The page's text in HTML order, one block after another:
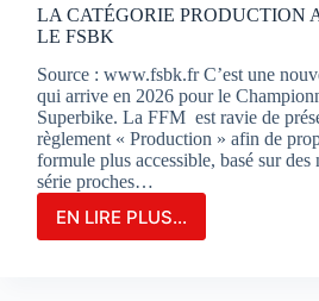
LA CATÉGORIE PRODUCTION
LE FSBK
Source : www.fsbk.fr C’est une
qui arrive en 2026 pour le
Superbike. La FFM est ravie de
règlement « Production » afin de
formule plus accessible, basé sur des
série proches…
EN LIRE PLUS...
LA